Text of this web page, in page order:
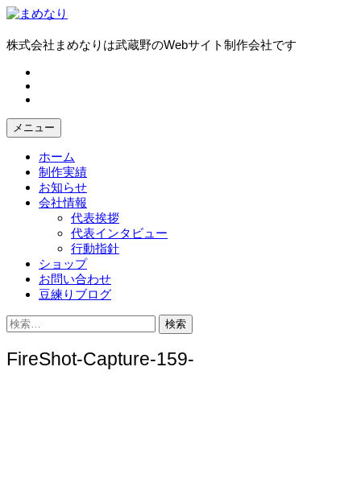
コ
テ
キ
ッ
株式会社まめなりは武蔵野のWebサイト制作会社です
メニュー
ホーム
制作実績
お知らせ
会社情報
代表挨拶
代表インタビュー
行動指針
ショップ
お問い合わせ
豆練りブログ
検
索:
FireShot-Capture-159-